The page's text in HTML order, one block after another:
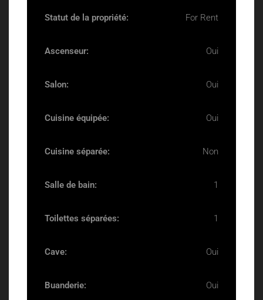
Statut de la propriété: For Rent
Ascenseur: Oui
Salon: Oui
Cuisine équipée: Oui
Cuisine séparée: Non
Salle de bain: 1
Toilettes séparées: 1
Cave: Oui
Buanderie: Oui